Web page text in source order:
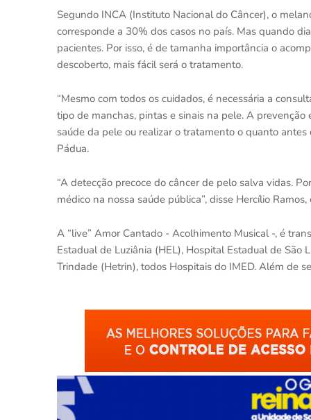
Segundo INCA (Instituto Nacional do Câncer), o
corresponde a 30% dos casos no país. Mas quando
pacientes. Por isso, é de tamanha importância o
descoberto, mais fácil será o tratamento.
“Mesmo com todos os cuidados, é necessária a
tipo de manchas, pintas e sinais na pele. A
saúde da pele ou realizar o tratamento o quanto
Pádua.
“A detecção precoce do câncer de pelo salva vidas.
médico na nossa saúde pública”, disse Hercílio
A “live” Amor Cantado - Acolhimento Musical -, é
Estadual de Luziânia (HEL), Hospital Estadual de
Trindade (Hetrin), todos Hospitais do IMED. Além de